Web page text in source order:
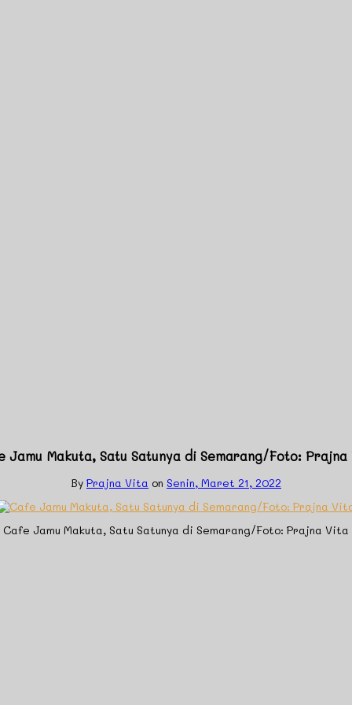
Jamu Makuta, Satu Satunya di Semarang/Foto: Prajna
By Prajna Vita on Senin, Maret 21, 2022
Cafe Jamu Makuta, Satu Satunya di Semarang/Foto: Prajna Vita